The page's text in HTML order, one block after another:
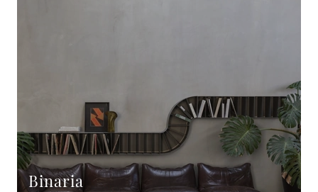
Binaria